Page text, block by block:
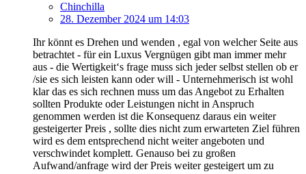
Chinchilla
28. Dezember 2024 um 14:03
Ihr könnt es Drehen und wenden , egal von welcher Seite aus
betrachtet - für ein Luxus Vergnügen gibt man immer mehr
aus - die Wertigkeit‘s frage muss sich jeder selbst stellen ob er
/sie es sich leisten kann oder will - Unternehmerisch ist wohl
klar das es sich rechnen muss um das Angebot zu Erhalten
sollten Produkte oder Leistungen nicht in Anspruch
genommen werden ist die Konsequenz daraus ein weiter
gesteigerter Preis , sollte dies nicht zum erwarteten Ziel führen
wird es dem entsprechend nicht weiter angeboten und
verschwindet komplett. Genauso bei zu großen
Aufwand/anfrage wird der Preis weiter gesteigert um zu